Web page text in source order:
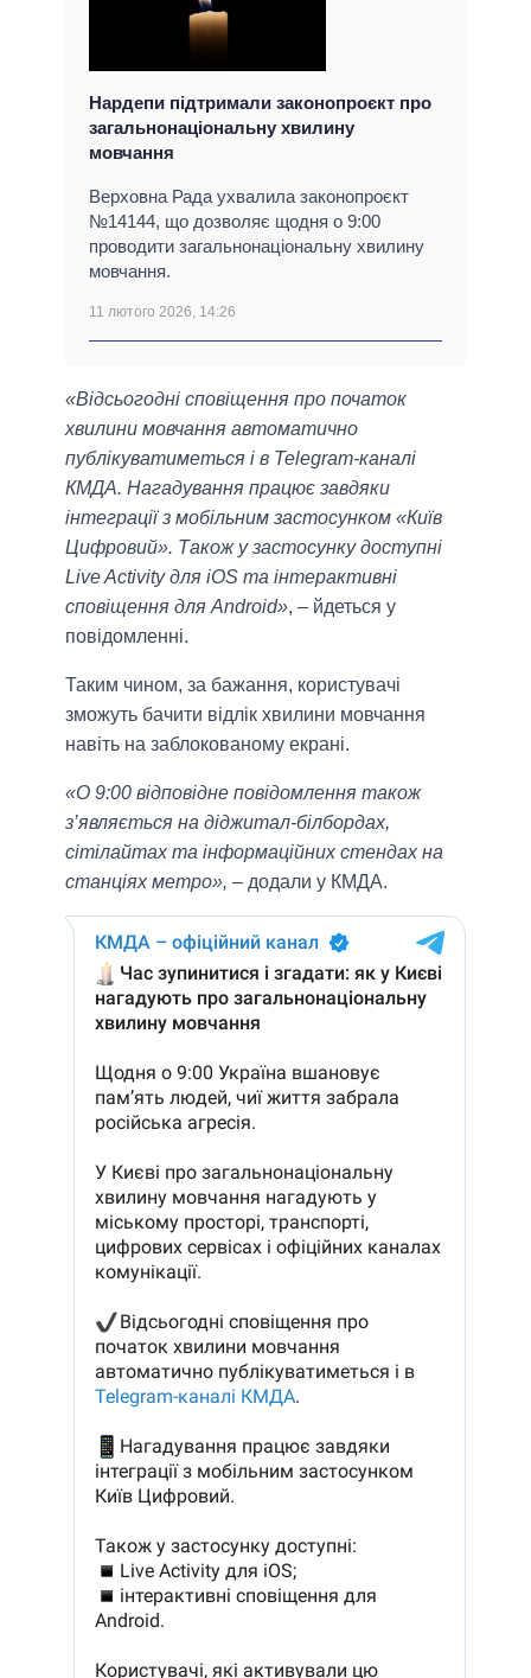
Нардепи підтримали законопроєкт про
загальнонаціональну хвилину
мовчання
Верховна Рада ухвалила законопроєкт
№14144, що дозволяє щодня о 9:00
проводити загальнонаціональну хвилину
мовчання.
11 лютого 2026, 14:26
«Відсьогодні сповіщення про початок
хвилини мовчання автоматично
публікуватиметься і в Telegram-каналі
КМДА. Нагадування працює завдяки
інтеграції з мобільним застосунком «Київ
Цифровий». Також у застосунку доступні
Live Activity для iOS та інтерактивні
сповіщення для Android», – йдеться у
повідомленні.
Таким чином, за бажання, користувачі
зможуть бачити відлік хвилини мовчання
навіть на заблокованому екрані.
«О 9:00 відповідне повідомлення також
з’являється на діджитал-білбордах,
сітілайтах та інформаційних стендах на
станціях метро», – додали у КМДА.